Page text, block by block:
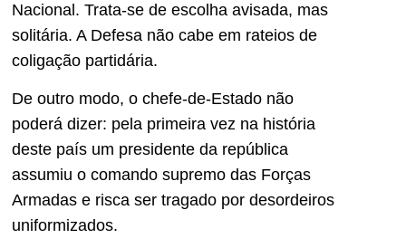
Nacional. Trata-se de escolha avisada, mas
solitária. A Defesa não cabe em rateios de
coligação partidária.
De outro modo, o chefe-de-Estado não
poderá dizer: pela primeira vez na história
deste país um presidente da república
assumiu o comando supremo das Forças
Armadas e risca ser tragado por desordeiros
uniformizados.